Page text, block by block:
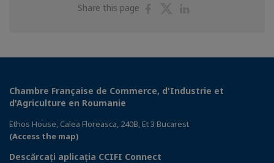
Share this page
ShareShare
Chambre Française de Commerce, d'Industrie et
d'Agriculture en Roumanie
Ethos House, Calea Floreasca, 240B, Et 3 Bucarest
(Access the map)
Descărcați aplicația CCIFI Connect